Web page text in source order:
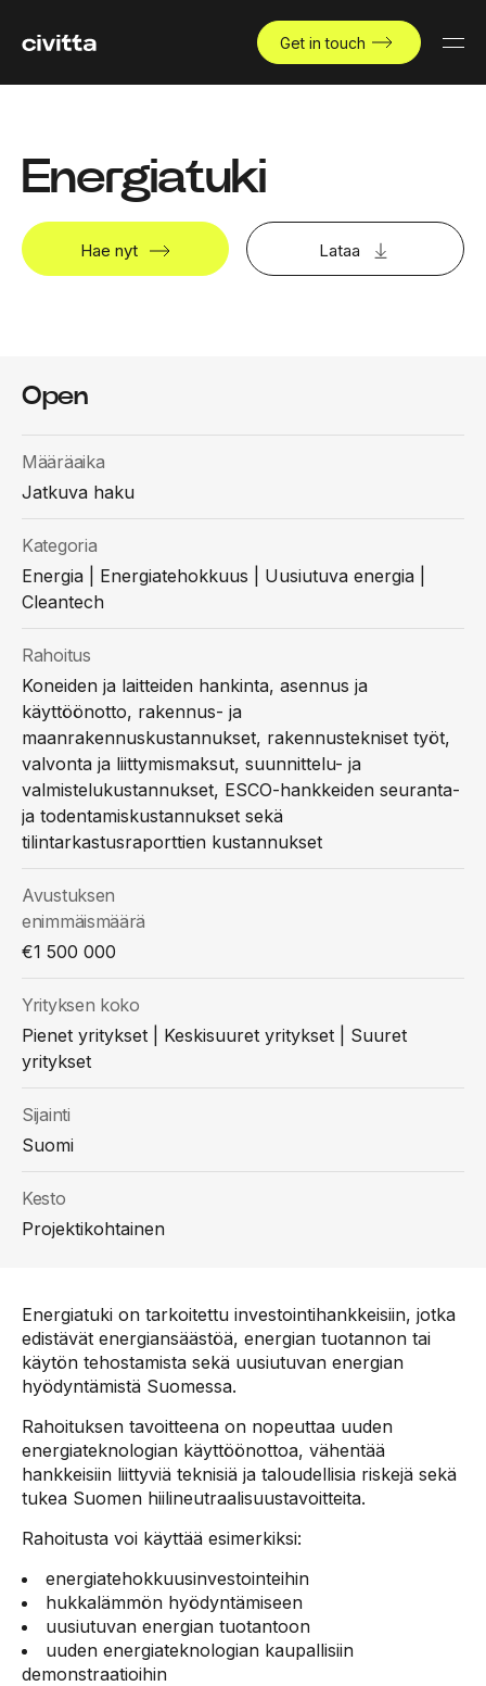
Get in touch
Energiatuki
Hae nyt Lataa
Energiatuki on tarkoitettu investointihankkeisiin, jotka
edistävät energiansäästöä, energian tuotannon tai
käytön tehostamista sekä uusiutuvan energian
hyödyntämistä Suomessa.
Rahoituksen tavoitteena on nopeuttaa uuden
energiateknologian käyttöönottoa, vähentää
hankkeisiin liittyviä teknisiä ja taloudellisia riskejä sekä
tukea Suomen hiilineutraalisuustavoitteita.
Rahoitusta voi käyttää esimerkiksi:
energiatehokkuusinvestointeihin
hukkalämmön hyödyntämiseen
uusiutuvan energian tuotantoon
uuden energiateknologian kaupallisiin
demonstraatioihin
Open
Määräaika
Jatkuva haku
Kategoria
Energia | Energiatehokkuus | Uusiutuva energia |
Cleantech
Rahoitus
Koneiden ja laitteiden hankinta, asennus ja
käyttöönotto, rakennus- ja
maanrakennuskustannukset, rakennustekniset työt,
valvonta ja liittymismaksut, suunnittelu- ja
valmistelukustannukset, ESCO-hankkeiden seuranta-
ja todentamiskustannukset sekä
tilintarkastusraporttien kustannukset
Avustuksen
enimmäismäärä
€1 500 000
Yrityksen koko
Pienet yritykset | Keskisuuret yritykset | Suuret
yritykset
Sijainti
Suomi
Kesto
Projektikohtainen